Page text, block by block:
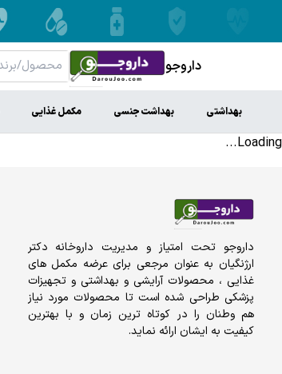
داروجو
بهداشتی بهداشت جنسی مکمل غذایی
Loading...
داروجو تحت امتیاز و مدیریت داروخانه دکتر
ارژنگیان به عنوان مرجعی برای عرضه مکمل های
غذایی ، محصولات آرایشی و بهداشتی و تجهیزات
پزشکی طراحی شده است تا محصولات مورد نیاز
هم وطنان را در کوتاه ترین زمان و با بهترین
کیفیت به ایشان ارائه نماید.